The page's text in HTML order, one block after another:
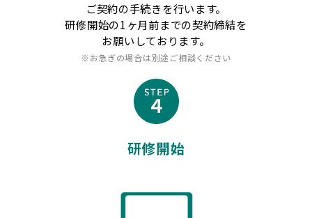
ご契約の手続きを行います。
研修開始の1ヶ月前までの契約締結を
お願いしております。
※お急ぎの場合は別途ご相談ください
研修開始